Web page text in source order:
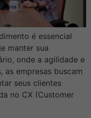
é essencial
manter sua
onde a agilidade e
as empresas buscam
seus clientes
no CX (Customer